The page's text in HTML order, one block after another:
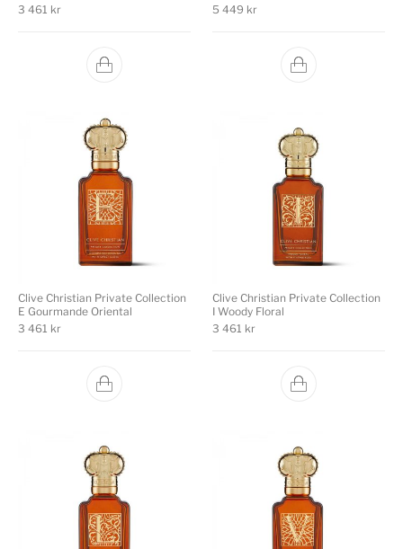
3 461 kr
5 449 kr
Clive Christian Private Collection
E Gourmande Oriental
3 461 kr
Clive Christian Private Collection
I Woody Floral
3 461 kr